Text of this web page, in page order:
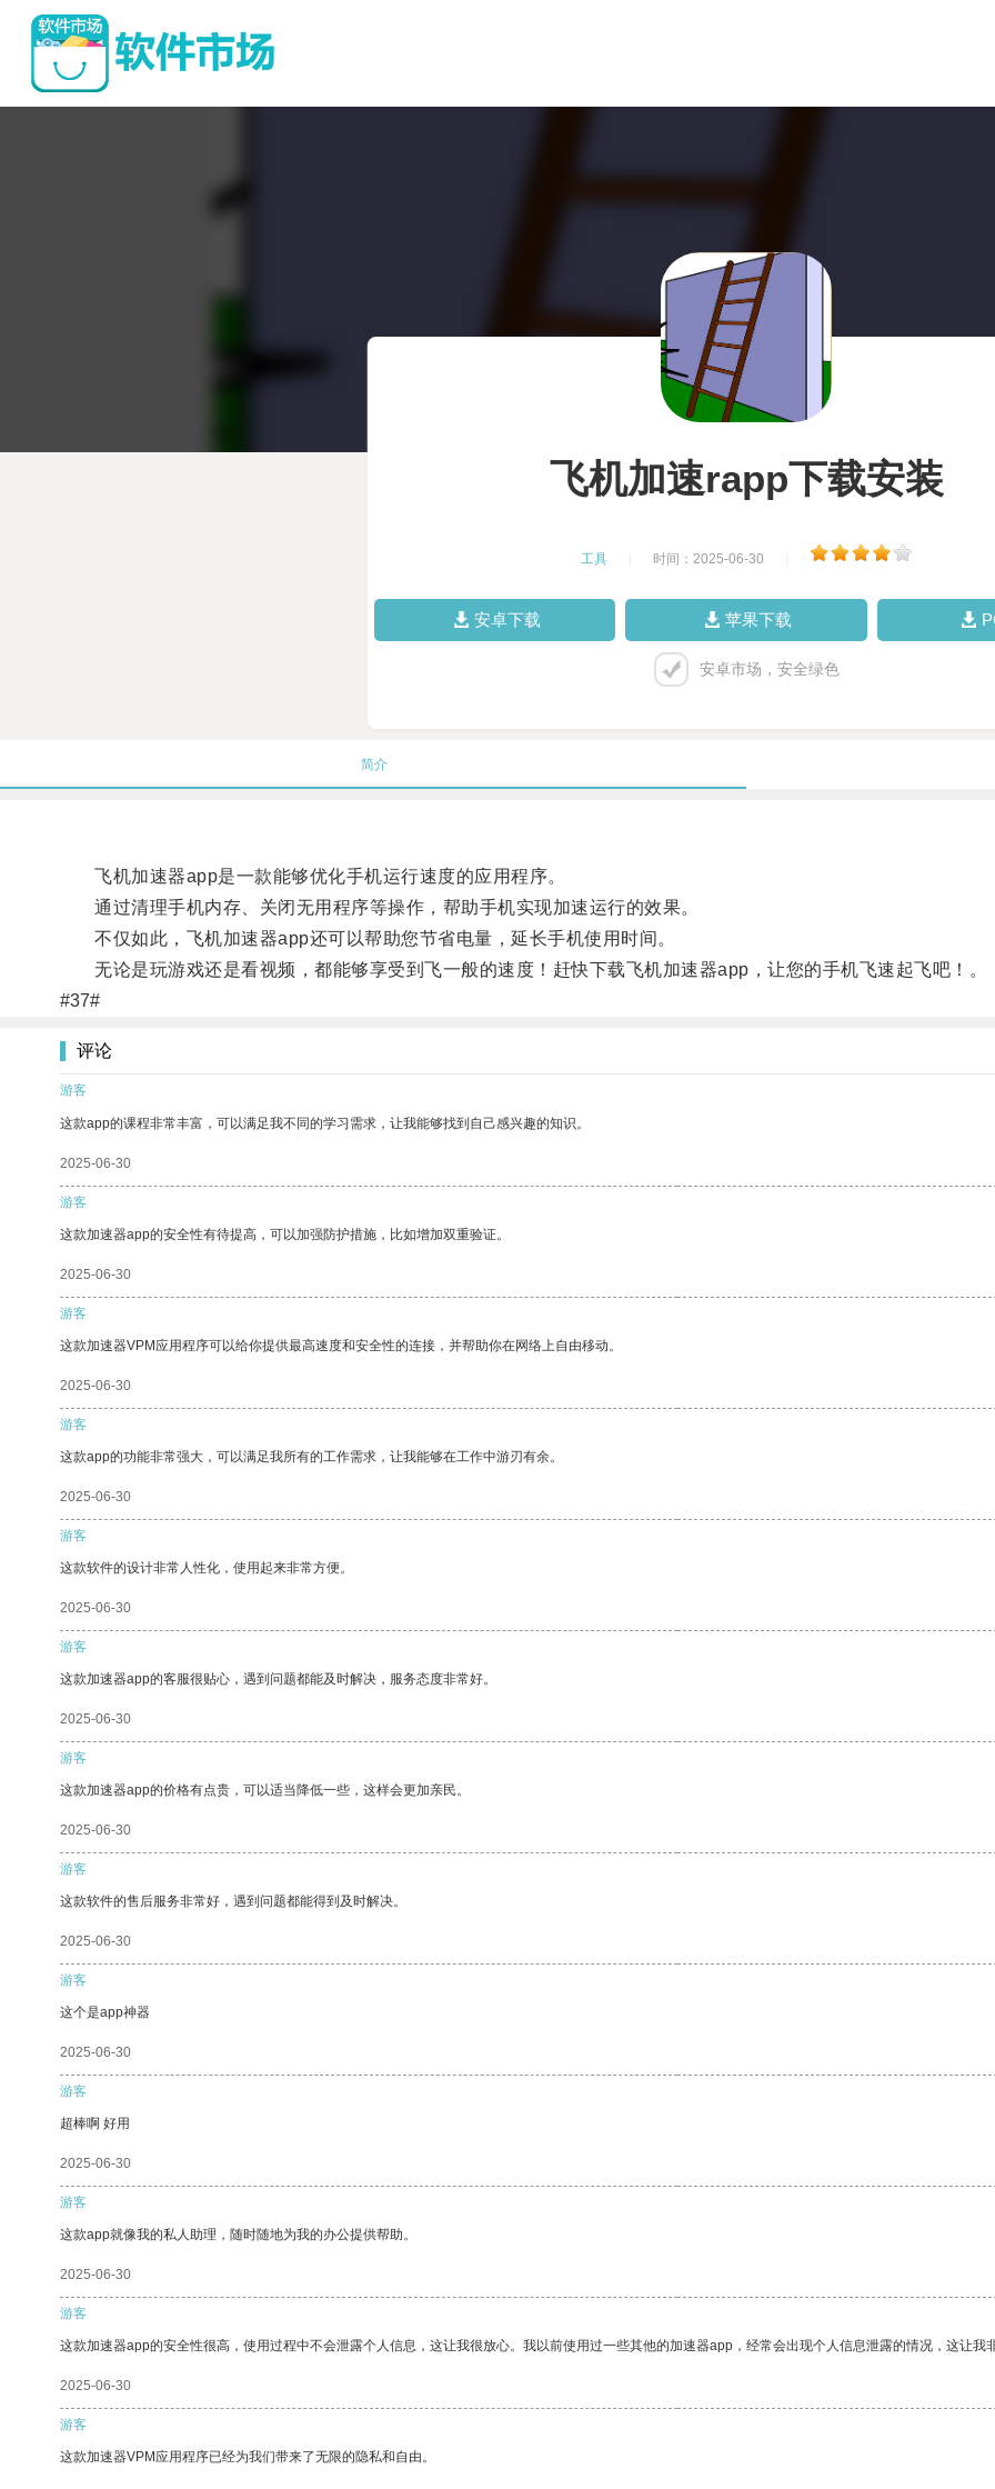
飞机加速rapp下载安装
工具 时间：2025-06-30
安卓下载 苹果下载
安卓市场，安全绿色
简介
飞机加速器app是一款能够优化手机运行速度的应用程序。
通过清理手机内存、关闭无用程序等操作，帮助手机实现加速运行的效果。
不仅如此，飞机加速器app还可以帮助您节省电量，延长手机使用时间。
无论是玩游戏还是看视频，都能够享受到飞一般的速度！赶快下载飞机加速器app，让您的手机飞速起飞吧！。
#37#
评论
游客
这款app的课程非常丰富，可以满足我不同的学习需求，让我能够找到自己感兴趣的知识。
2025-06-30
游客
这款加速器app的安全性有待提高，可以加强防护措施，比如增加双重验证。
2025-06-30
游客
这款加速器VPM应用程序可以给你提供最高速度和安全性的连接，并帮助你在网络上自由移动。
2025-06-30
游客
这款app的功能非常强大，可以满足我所有的工作需求，让我能够在工作中游刃有余。
2025-06-30
游客
这款软件的设计非常人性化，使用起来非常方便。
2025-06-30
游客
这款加速器app的客服很贴心，遇到问题都能及时解决，服务态度非常好。
2025-06-30
游客
这款加速器app的价格有点贵，可以适当降低一些，这样会更加亲民。
2025-06-30
游客
这款软件的售后服务非常好，遇到问题都能得到及时解决。
2025-06-30
游客
这个是app神器
2025-06-30
游客
超棒啊 好用
2025-06-30
游客
这款app就像我的私人助理，随时随地为我的办公提供帮助。
2025-06-30
游客
这款加速器app的安全性很高，使用过程中不会泄露个人信息，这让我很放心。我以前使用过一些其他的加速器app，经常会出现个人信息泄露的情况，这让我
2025-06-30
游客
这款加速器VPM应用程序已经为我们带来了无限的隐私和自由。